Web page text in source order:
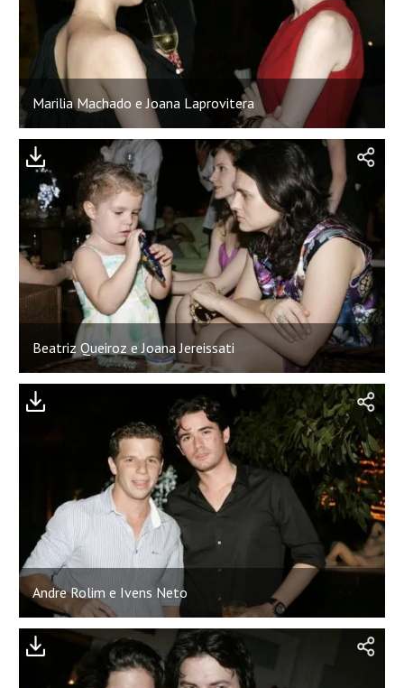
Marilia Machado e Joana Laprovitera
Beatriz Queiroz e Joana Jereissati
Andre Rolim e Ivens Neto